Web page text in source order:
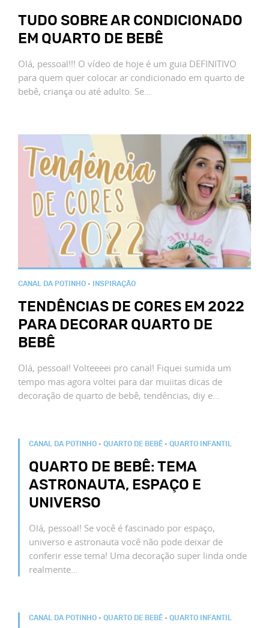
TUDO SOBRE AR CONDICIONADO
EM QUARTO DE BEBÊ
Olá, pessoal!!! O vídeo de hoje é um guia DEFINITIVO
para quem quer colocar ar condicionado em quarto de
bebê, criança ou até adulto. Se…
CANAL DA POTINHO • INSPIRAÇÃO
TENDÊNCIAS DE CORES EM 2022
PARA DECORAR QUARTO DE
BEBÊ
Olá, pessoal! Volteeeei pro canal! Fiquei sumida um
tempo mas agora voltei para dar muiitas dicas de
decoração de quarto de bebê, tendências, diy e…
CANAL DA POTINHO • QUARTO DE BEBÊ • QUARTO INFANTIL
QUARTO DE BEBÊ: TEMA
ASTRONAUTA, ESPAÇO E
UNIVERSO
Olá, pessoal! Se você é fascinado por espaço,
universo e astronauta você não pode deixar de
conferir esse tema! Uma decoração super linda onde
realmente…
CANAL DA POTINHO • QUARTO DE BEBÊ • QUARTO INFANTIL